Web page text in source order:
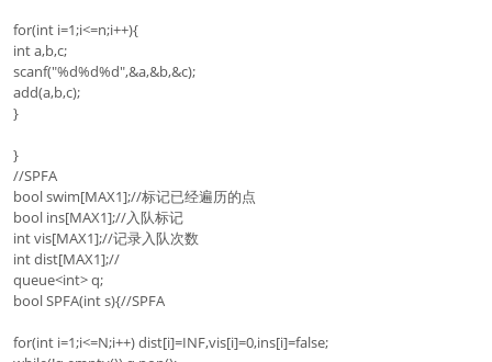
for(int i=1;i<=n;i++){
int a,b,c;
scanf("%d%d%d",&a,&b,&c);
add(a,b,c);
}
}
//SPFA
bool swim[MAX1];//标记已经遍历的点
bool ins[MAX1];//入队标记
int vis[MAX1];//记录入队次数
int dist[MAX1];//
queue<int> q;
bool SPFA(int s){//SPFA
for(int i=1;i<=N;i++) dist[i]=INF,vis[i]=0,ins[i]=false;